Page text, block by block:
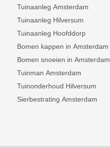
Tuinaanleg Amsterdam
Tuinaanleg Hilversum
Tuinaanleg Hoofddorp
Bomen kappen in Amsterdam
Bomen snoeien in Amsterdam
Tuinman Amsterdam
Tuinonderhoud Hilversum
Sierbestrating Amsterdam